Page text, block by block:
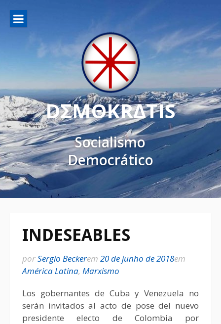
DΣMΘKRΔTIS
Socialismo
Democrático
INDESEABLES
porSergio Beckerem 20 de junho de 2018em
América Latina, Marxismo
Los gobernantes de Cuba y Venezuela no
serán invitados al acto de pose del nuevo
presidente electo de Colombia por